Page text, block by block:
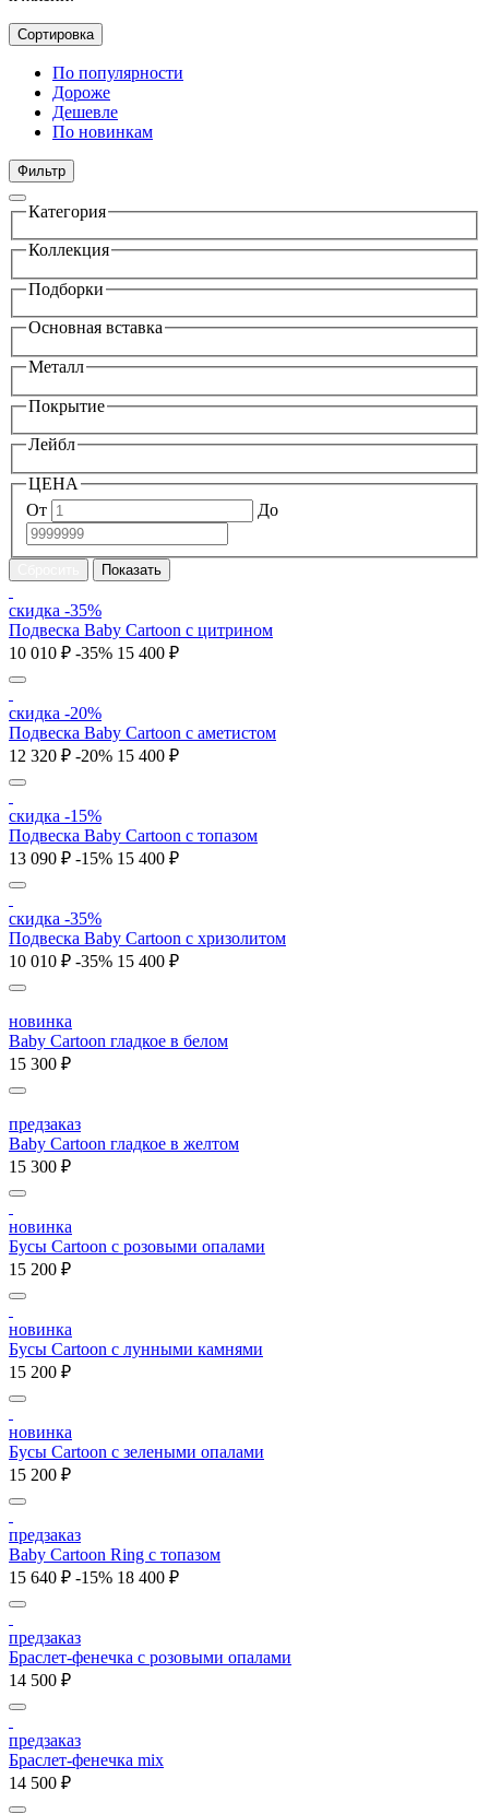
Сортировка
По популярности
Дороже
Дешевле
По новинкам
Фильтр
Категория
Коллекция
Подборки
Основная вставка
Металл
Покрытие
Лейбл
ЦЕНА
От
До
скидка -35%
Подвеска Baby Cartoon с цитрином
10 010 ₽ -35% 15 400 ₽
скидка -20%
Подвеска Baby Cartoon с аметистом
12 320 ₽ -20% 15 400 ₽
скидка -15%
Подвеска Baby Cartoon с топазом
13 090 ₽ -15% 15 400 ₽
скидка -35%
Подвеска Baby Cartoon с хризолитом
10 010 ₽ -35% 15 400 ₽
новинка
Baby Cartoon гладкое в белом
15 300 ₽
предзаказ
Baby Cartoon гладкое в желтом
15 300 ₽
новинка
Бусы Cartoon с розовыми опалами
15 200 ₽
новинка
Бусы Cartoon с лунными камнями
15 200 ₽
новинка
Бусы Cartoon с зелеными опалами
15 200 ₽
предзаказ
Baby Cartoon Ring с топазом
15 640 ₽ -15% 18 400 ₽
предзаказ
Браслет-фенечка с розовыми опалами
14 500 ₽
предзаказ
Браслет-фенечка mix
14 500 ₽